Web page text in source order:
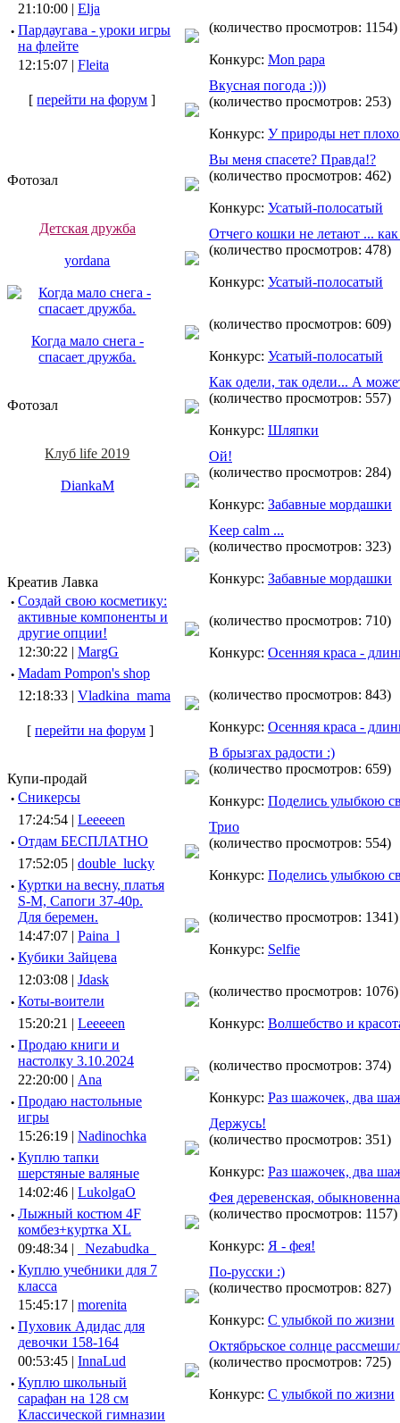
21:10:00 | Elja
· Пардаугава - уроки игры
на флейте
12:15:07 | Fleita
[перейти на форум ]
Фотозал
Детская дружба
yordana
Когда мало снега -
спасает дружба.
Фотозал
Клуб life 2019
DiankaM
Креатив Лавка
· Создай свою косметику:
активные компоненты и
другие опции!
12:30:22 | MargG
· Madam Pompon's shop
12:18:33 | Vladkina_mama
[ перейти на форум ]
Купи-продай
· Сникерсы
17:24:54 | Leeeeen
· Отдам БЕСПЛАТНО
17:52:05 | double_lucky
· Куртки на весну, платья
S-M, Сапоги 37-40р.
Для беремен.
14:47:07 | Paina_l
· Кубики Зайцева
12:03:08 | Jdask
· Коты-воители
15:20:21 | Leeeeen
· Продаю книги и
настолку 3.10.2024
22:20:00 | Ana
· Продаю настольные
игры
15:26:19 | Nadinochka
· Куплю тапки
шерстяные валяные
14:02:46 | LukolgaO
· Лыжный костюм 4F
комбез+куртка XL
09:48:34 |
_Nezabudka_
· Куплю учебники для 7
класса
15:45:17 | morenita
· Пуховик Адидас для
девочки 158-164
00:53:45 | InnaLud
· Куплю школьный
сарафан на 128 см
Классической гимназии
(количество просмотров: 1154)
Конкурс: Mon papa
Вкусная погода :)))
(количество просмотров: 253)
Конкурс: У природы нет
Вы меня спасете? Правда!?
(количество просмотров: 462)
Конкурс: Усатый-полосатый
Отчего кошки не летают ...
(количество просмотров: 478)
Конкурс: Усатый-полосатый
(количество просмотров: 609)
Конкурс: Усатый-полосатый
Как одели, так одели... А
(количество просмотров: 557)
Конкурс: Шляпки
Ой!
(количество просмотров: 284)
Конкурс: Забавные мордашки
Keep calm ...
(количество просмотров: 323)
Конкурс: Забавные мордашки
(количество просмотров: 710)
Конкурс: Осенняя краса -
(количество просмотров: 843)
Конкурс: Осенняя краса -
В брызгах радости :)
(количество просмотров: 659)
Конкурс: Поделись улыбкою
Трио
(количество просмотров: 554)
Конкурс: Поделись улыбкою
(количество просмотров: 1341)
Конкурс: Selfie
(количество просмотров: 1076)
Конкурс: Волшебство и
(количество просмотров: 374)
Конкурс: Раз шажочек, два
Держусь!
(количество просмотров: 351)
Конкурс: Раз шажочек, два
Фея деревенская,
(количество просмотров: 1157)
Конкурс: Я - фея!
По-русски :)
(количество просмотров: 827)
Конкурс: С улыбкой по жизни
Октябрьское солнце
(количество просмотров: 725)
Конкурс: С улыбкой по жизни